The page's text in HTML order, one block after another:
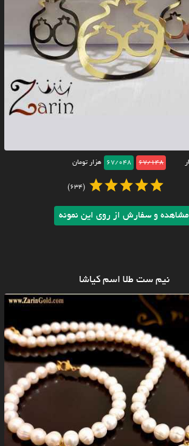
67/148
67/048 هزار تومان
(634)
مشاهده و سفارش از روی این نمونه
نیم ست طلا اسم کیاشا